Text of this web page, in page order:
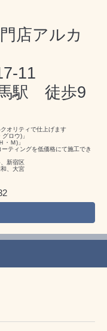
店アルカ
11
駅 徒歩9
オリティで仕上げます
ロウ)」
Ｍ)」
ティングを低価格にて施工でき
新宿区
、大宮